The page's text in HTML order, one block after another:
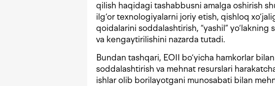
qilish haqidagi tashabbusni amalga oshirish
ilg‘or texnologiyalarni joriy etish, qishloq
qoidalarini soddalashtirish, “yashil” yo‘lakning
va kengaytirilishini nazarda tutadi.
Bundan tashqari, EOII bo‘yicha hamkorlar
soddalashtirish va mehnat resurslari
ishlar olib borilayotgani munosabati bilan